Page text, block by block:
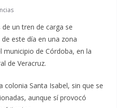
un tren de carga se
este día en una zona
municipio de Córdoba, en la
de Veracruz.
colonia Santa Isabel, sin que se
aunque sí provocó